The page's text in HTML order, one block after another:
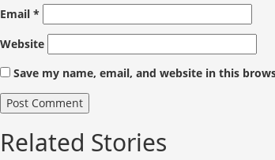
Email *
Website
Save my name, email, and website in this
Related Stories